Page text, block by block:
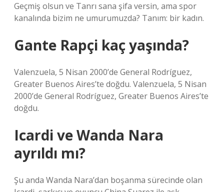
Geçmiş olsun ve Tanrı sana şifa versin, ama spor
kanalında bizim ne umurumuzda? Tanım: bir kadın.
Gante Rapçi kaç yaşında?
Valenzuela, 5 Nisan 2000’de General Rodríguez,
Greater Buenos Aires’te doğdu. Valenzuela, 5 Nisan
2000’de General Rodríguez, Greater Buenos Aires’te
doğdu.
Icardi ve Wanda Nara
ayrıldı mı?
Şu anda Wanda Nara’dan boşanma sürecinde olan